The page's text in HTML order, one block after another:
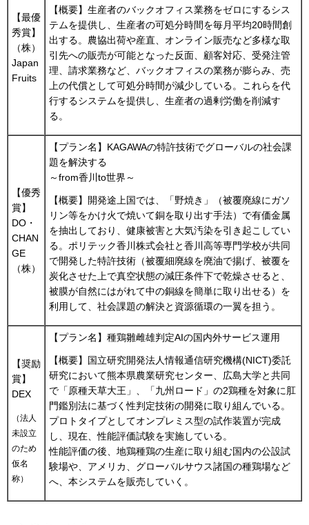
【最優
秀賞】
（株）
Japan
Fruits
【概要】生産者のバックオフィス業務をゼロにするシス
テムを提供し、生産者の可処分時間を毎月平均20時間創
出する。農協出荷や産直、オンライン販売など多様な取
引先への販売が可能となった反面、顧客対応、受発注管
理、請求業務など、バックオフィスの業務が膨らみ、売
上の代償として可処分時間が減少している。これらを代
行するシステムを提供し、生産者の過剰労働を削減す
る。
【優秀
賞】
DO・
CHAN
GE
（株）
【プラン名】KAGAWAの特許技術でグローバルの社会課
題を解決する
～from香川to世界～
【概要】開発途上国では、「野焼き」（被覆廃線にガソ
リン等をかけ火で焼いて銅を取り出す手法）で有価金属
を抽出しており、健康被害と大気汚染を引き起こしてい
る。ポリテック香川株式会社と香川高等専門学校が共同
で開発した特許技術（被覆細廃線を廃油で揚げ、被覆を
炭化させた上で真空状態の減圧条件下で乾燥させると、
被膜が自然にはがれて中の銅線を簡単に取り出せる）を
利用して、社会課題の解決と資源循環の一翼を担う。
【奨励
賞】
DEX
（法人
未設立
のため
仮名
称）
【プラン名】種鶏雛雌雄判定AIの国内外サービス運用
【概要】国立研究開発法人情報通信研究機構(NICT)委託
研究において熊本県農業研究センター、広島大学と共同
で「原種天草大王」、「九州ロード」の2鶏種を対象に肛
門鑑別法に基づく性判定技術の開発に取り組んでいる。
プロトタイプとしてオンプレミス型の試作装置が完成
し、現在、性能評価試験を実施している。
性能評価の後、地鶏種鶏の生産に取り組む国内の公設試
験場や、アメリカ、グローバルサウス諸国の種鶏場など
へ、本システムを販売していく。